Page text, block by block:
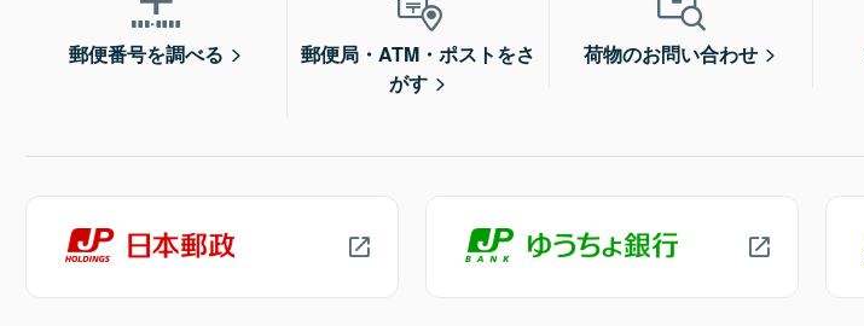
郵便番号を調べる
郵便局・ATM・ポストをさ
がす
荷物のお問い合わせ